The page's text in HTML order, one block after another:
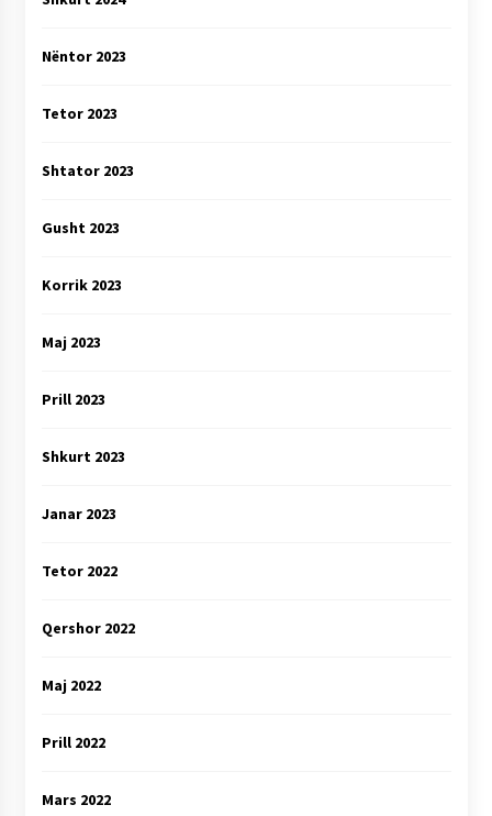
Nëntor 2023
Tetor 2023
Shtator 2023
Gusht 2023
Korrik 2023
Maj 2023
Prill 2023
Shkurt 2023
Janar 2023
Tetor 2022
Qershor 2022
Maj 2022
Prill 2022
Mars 2022